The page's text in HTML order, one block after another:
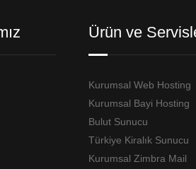
Ürün ve
Kurumsal Web Hosting
Kurumsal Bayi Hosting
Bulut Sunucu
Türkiye Kiralık Sunucu
Kurumsal Zimbra Mail